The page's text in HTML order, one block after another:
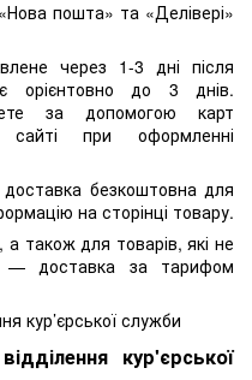
пошта» та «Делівері»
через 1-3 дні після
орієнтовно до 3 днів.
за допомогою карт
при оформленні
безкоштовна для
на сторінці товару.
також для товарів, які не
— доставка за тарифом
кур’єрської служби
кур'єрської